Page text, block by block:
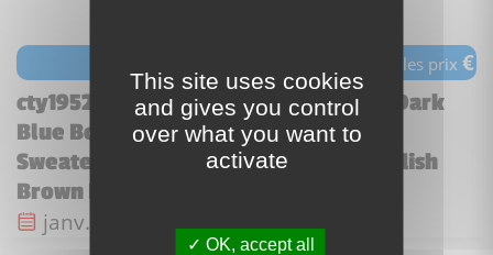
voir les prix €
cty1952 - Delivery Worker - Female, Dark
Blue Bodywarmer over Sand Green
Sweater, Bright Light Blue Legs, Reddish
Brown Hair, Hearing Aid
Date de sortie :
janv. 2026
This site uses cookies
and gives you control
over what you want to
activate
OK, accept all